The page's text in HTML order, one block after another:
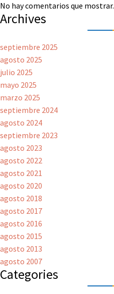
No hay comentarios que mostrar.
Archives
septiembre 2025
agosto 2025
julio 2025
mayo 2025
marzo 2025
septiembre 2024
agosto 2024
septiembre 2023
agosto 2023
agosto 2022
agosto 2021
agosto 2020
agosto 2018
agosto 2017
agosto 2016
agosto 2015
agosto 2013
agosto 2007
Categories